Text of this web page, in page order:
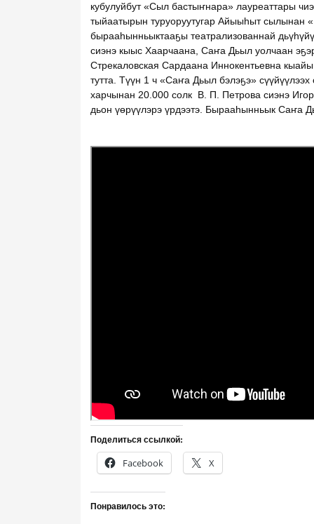
кубулуйбут «Сыл бастыҥнара» лауреаттары
тыйаатырын туруоруутугар Айыыһыт сылынан
бырааһынньыктааҕы театрализованнай
сиэнэ кыыс Хаарчаана, Саҥа Дьыл уолчаан
Стрекаловская Сардаана Иннокентьевна
тутта. Түүн 1 ч «Саҥа Дьыл бэлэҕэ»
харчынан 20.000 солк В. П. Петрова сиэнэ
дьон үөрүүлэрэ үрдээтэ. Бырааһынньык Саҥа
Поделиться ссылкой:
Facebook
X
Понравилось это: